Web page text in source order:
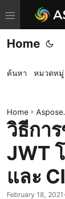
T
o
g
l
a
v
t
i
Home
ค้นหา หมวดหมู่
Home »
วิธีกา
JWT
และ
February 18, 2021